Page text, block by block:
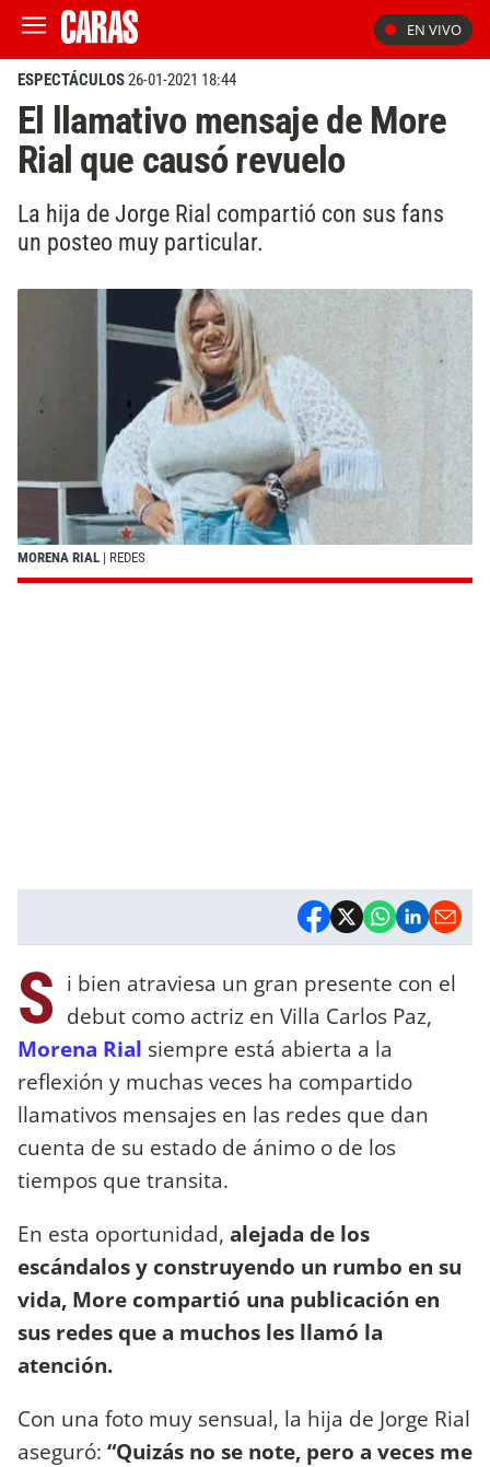
EN VIVO
ESPECTÁCULOS26-01-2021 18:44
El llamativo mensaje de More
Rial que causó revuelo
La hija de Jorge Rial compartió con sus fans
un posteo muy particular.
MORENA RIAL | REDES
S i bien atraviesa un gran presente con el
debut como actriz en Villa Carlos Paz,
Morena Rial siempre está abierta a la
reflexión y muchas veces ha compartido
llamativos mensajes en las redes que dan
cuenta de su estado de ánimo o de los
tiempos que transita.
En esta oportunidad, alejada de los
escándalos y construyendo un rumbo en su
vida, More compartió una publicación en
sus redes que a muchos les llamó la
atención.
Con una foto muy sensual, la hija de Jorge Rial
aseguró: “Quizás no se note, pero a veces me